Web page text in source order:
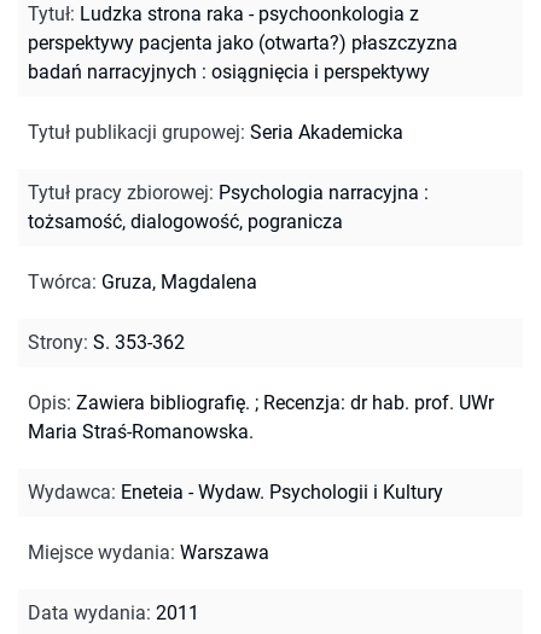
Tytuł: Ludzka strona raka - psychoonkologia z
perspektywy pacjenta jako (otwarta?) płaszczyzna
badań narracyjnych : osiągnięcia i perspektywy
Tytuł publikacji grupowej: Seria Akademicka
Tytuł pracy zbiorowej: Psychologia narracyjna :
tożsamość, dialogowość, pogranicza
Twórca: Gruza, Magdalena
Strony: S. 353-362
Opis: Zawiera bibliografię. ; Recenzja: dr hab. prof. UWr
Maria Straś-Romanowska.
Wydawca: Eneteia - Wydaw. Psychologii i Kultury
Miejsce wydania: Warszawa
Data wydania: 2011